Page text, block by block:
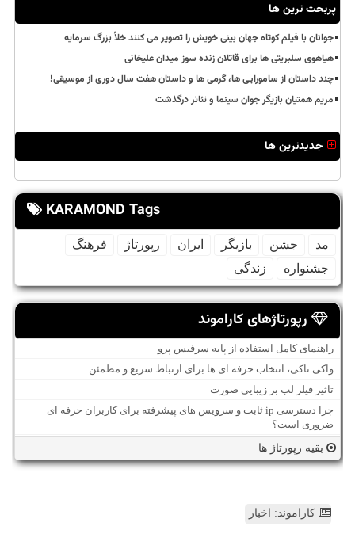
پربحث ترین ها
جوانان با فیلم کوتاه جهان بینی خویش را تصویر می کنند خلأ بزرگ سرمایه
هیاهوی سلبریتی ها برای قاتلان زنده سوز میدان علیخانی
چند داستان از سامورایی ها، گرمی ها و داستان هفت سال دوری از موسیقی!
مریم همتیان بازیگر جوان سینما و تئاتر درگذشت
جدیدترین ها
KARAMOND Tags
مد جشن بازیگر ایران رپورتاژ
فرهنگ
جشنواره
زندگی
رپورتاژهای کاراموند
راهنمای کامل استفاده از پایه سرفیس پرو
واکی تاکی، انتخاب حرفه ای ها برای ارتباط سریع و مطمئن
تاثیر فیلر لب بر زیبایی صورت
چرا دسترسی ip ثابت و سرویس های پیشرفته برای کاربران حرفه ای
ضروری است؟
بقیه رپورتاژ ها
کاراموند: اخبار